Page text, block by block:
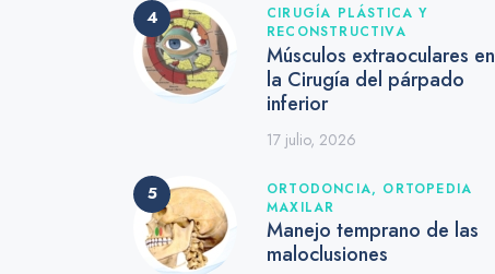
CIRUGÍA PLÁSTICA Y
RECONSTRUCTIVA
Músculos extraoculares en
la Cirugía del párpado
inferior
17 julio, 2026
ORTODONCIA, ORTOPEDIA
MAXILAR
Manejo temprano de las
maloclusiones